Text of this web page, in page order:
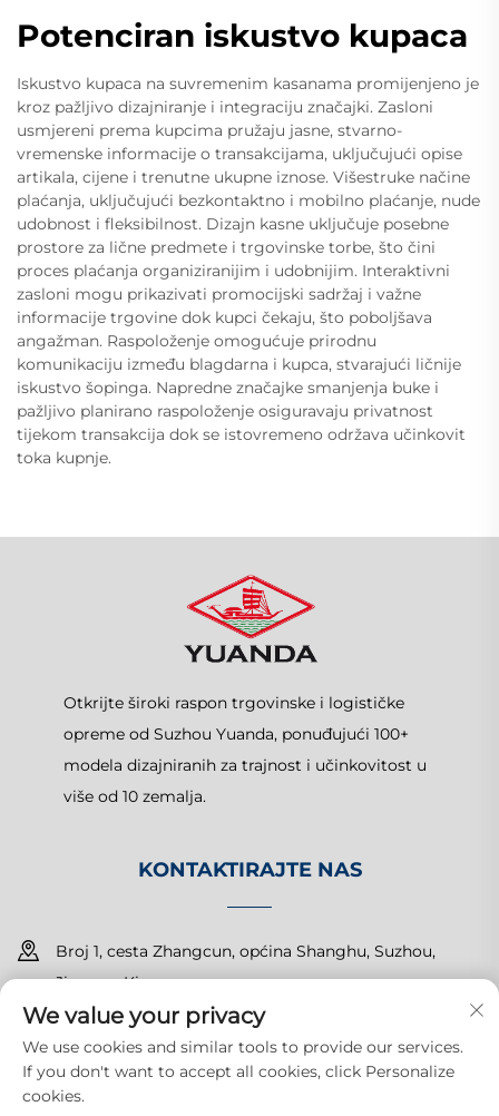
Potenciran iskustvo kupaca
Iskustvo kupaca na suvremenim kasanama promijenjeno je
kroz pažljivo dizajniranje i integraciju značajki. Zasloni
usmjereni prema kupcima pružaju jasne, stvarno-
vremenske informacije o transakcijama, uključujući opise
artikala, cijene i trenutne ukupne iznose. Višestruke načine
plaćanja, uključujući bezkontaktno i mobilno plaćanje, nude
udobnost i fleksibilnost. Dizajn kasne uključuje posebne
prostore za lične predmete i trgovinske torbe, što čini
proces plaćanja organiziranijim i udobnijim. Interaktivni
zasloni mogu prikazivati promocijski sadržaj i važne
informacije trgovine dok kupci čekaju, što poboljšava
angažman. Raspoloženje omogućuje prirodnu
komunikaciju između blagdarna i kupca, stvarajući ličnije
iskustvo šopinga. Napredne značajke smanjenja buke i
pažljivo planirano raspoloženje osiguravaju privatnost
tijekom transakcija dok se istovremeno održava učinkovit
toka kupnje.
Otkrijte široki raspon trgovinske i logističke
opreme od Suzhou Yuanda, ponuđujući 100+
modela dizajniranih za trajnost i učinkovitost u
više od 10 zemalja.
KONTAKTIRAJTE NAS
Broj 1, cesta Zhangcun, općina Shanghu, Suzhou,
Jiangsu, Kina
+86-15150179453
[email protected]
We value your privacy
We use cookies and similar tools to provide our services.
If you don't want to accept all cookies, click Personalize
cookies.